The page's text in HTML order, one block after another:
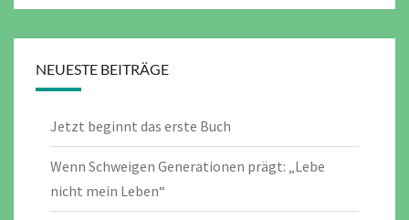
NEUESTE BEITRÄGE
Jetzt beginnt das erste Buch
Wenn Schweigen Generationen prägt: „Lebe
nicht mein Leben“